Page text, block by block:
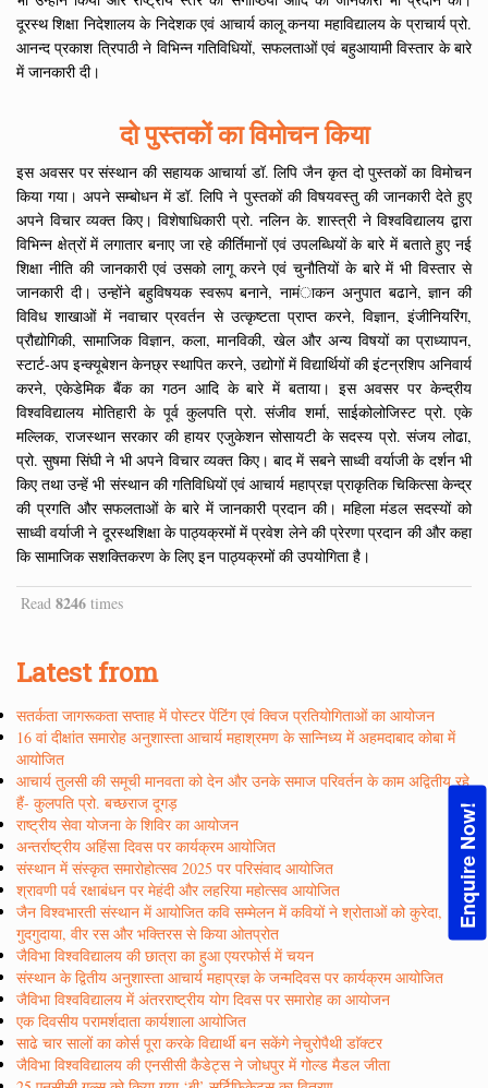
Enquire Now!
दूरस्थ शिक्षा निदेशालय के निदेशक एवं आचार्य कालू कनया महाविद्यालय के प्राचार्य प्रो.
आनन्द प्रकाश त्रिपाठी ने विभिन्न गतिविधियों, सफलताओं एवं बहुआयामी विस्तार के बारे
में जानकारी दी।
दो पुस्तकों का विमोचन किया
इस अवसर पर संस्थान की सहायक आचार्या डॉ. लिपि जैन कृत दो पुस्तकों का विमोचन
किया गया। अपने सम्बोधन में डॉ. लिपि ने पुस्तकों की विषयवस्तु की जानकारी देते हुए
अपने विचार व्यक्त किए। विशेषाधिकारी प्रो. नलिन के. शास्त्री ने विश्वविद्यालय द्वारा
विभिन्न क्षेत्रों में लगातार बनाए जा रहे कीर्तिमानों एवं उपलब्धियों के बारे में बताते हुए नई
शिक्षा नीति की जानकारी एवं उसको लागू करने एवं चुनौतियों के बारे में भी विस्तार से
जानकारी दी। उन्होंने बहुविषयक स्वरूप बनाने, नामंाकन अनुपात बढाने, ज्ञान की
विविध शाखाओं में नवाचार प्रवर्तन से उत्कृष्टता प्राप्त करने, विज्ञान, इंजीनियरिंग,
प्रौद्योगिकी, सामाजिक विज्ञान, कला, मानविकी, खेल और अन्य विषयों का प्राध्यापन,
स्टार्ट-अप इन्क्यूबेशन केनछ्र स्थापित करने, उद्योगों में विद्यार्थियों की इंटन्रशिप अनिवार्य
करने, एकेडेमिक बैंक का गठन आदि के बारे में बताया। इस अवसर पर केन्द्रीय
विश्वविद्यालय मोतिहारी के पूर्व कुलपति प्रो. संजीव शर्मा, साईकोलोजिस्ट प्रो. एके
मल्लिक, राजस्थान सरकार की हायर एजुकेशन सोसायटी के सदस्य प्रो. संजय लोढा,
प्रो. सुषमा सिंघी ने भी अपने विचार व्यक्त किए। बाद में सबने साध्वी वर्याजी के दर्शन भी
किए तथा उन्हें भी संस्थान की गतिविधियों एवं आचार्य महाप्रज्ञ प्राकृतिक चिकित्सा केन्द्र
की प्रगति और सफलताओं के बारे में जानकारी प्रदान की। महिला मंडल सदस्यों को
साध्वी वर्याजी ने दूरस्थशिक्षा के पाठ्यक्रमों में प्रवेश लेने की प्रेरणा प्रदान की और कहा
कि सामाजिक सशक्तिकरण के लिए इन पाठ्यक्रमों की उपयोगिता है।
Read 8246 times
Latest from
सतर्कता जागरूकता सप्ताह में पोस्टर पेंटिंग एवं क्विज प्रतियोगिताओं का आयोजन
16 वां दीक्षांत समारोह अनुशास्ता आचार्य महाश्रमण के सान्निध्य में अहमदाबाद कोबा में
आयोजित
आचार्य तुलसी की समूची मानवता को देन और उनके समाज परिवर्तन के काम अद्वितीय रहे
हैं- कुलपति प्रो. बच्छराज दूगड़
राष्ट्रीय सेवा योजना के शिविर का आयोजन
अन्तर्राष्ट्रीय अहिंसा दिवस पर कार्यक्रम आयोजित
संस्थान में संस्कृत समारोहोत्सव 2025 पर परिसंवाद आयोजित
श्रावणी पर्व रक्षाबंधन पर मेहंदी और लहरिया महोत्सव आयोजित
जैन विश्वभारती संस्थान में आयोजित कवि सम्मेलन में कवियों ने श्रोताओं को कुरेदा,
गुदगुदाया, वीर रस और भक्तिरस से किया ओतप्रोत
जैविभा विश्वविद्यालय की छात्रा का हुआ एयरफोर्स में चयन
संस्थान के द्वितीय अनुशास्ता आचार्य महाप्रज्ञ के जन्मदिवस पर कार्यक्रम आयोजित
जैविभा विश्वविद्यालय में अंतरराष्ट्रीय योग दिवस पर समारोह का आयोजन
एक दिवसीय परामर्शदाता कार्यशाला आयोजित
साढे चार सालों का कोर्स पूरा करके विद्यार्थी बन सकेंगे नेचुरोपैथी डाॅक्टर
जैविभा विश्वविद्यालय की एनसीसी कैडेट्स ने जोधपुर में गोल्ड मैडल जीता